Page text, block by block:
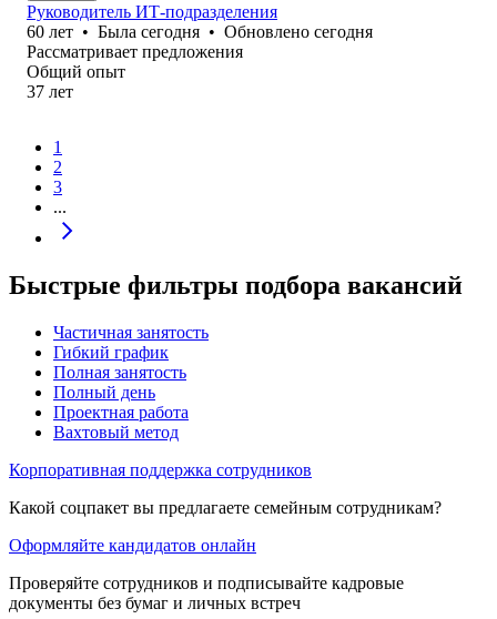
Руководитель ИТ-подразделения
60 лет • Была сегодня • Обновлено сегодня
Рассматривает предложения
Общий опыт
37 лет
1
2
3
...
Быстрые фильтры подбора вакансий
Частичная занятость
Гибкий график
Полная занятость
Полный день
Проектная работа
Вахтовый метод
Корпоративная поддержка сотрудников
Какой соцпакет вы предлагаете семейным сотрудникам?
Оформляйте кандидатов онлайн
Проверяйте сотрудников и подписывайте кадровые
документы без бумаг и личных встреч